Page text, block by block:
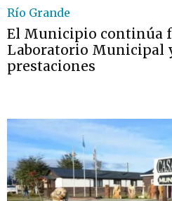
Río Grande
El Municipio continúa
Laboratorio Municipal
prestaciones